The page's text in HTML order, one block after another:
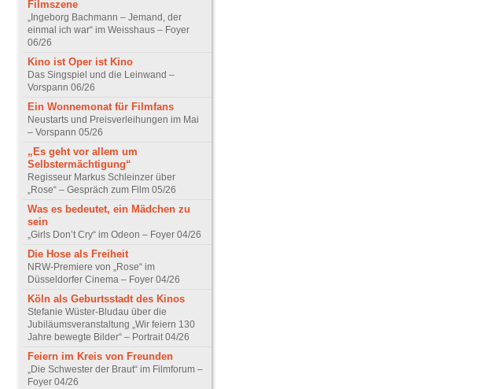
Filmszene
„Ingeborg Bachmann – Jemand, der
einmal ich war“ im Weisshaus – Foyer
06/26
Kino ist Oper ist Kino
Das Singspiel und die Leinwand –
Vorspann 06/26
Ein Wonnemonat für Filmfans
Neustarts und Preisverleihungen im Mai
– Vorspann 05/26
„Es geht vor allem um
Selbstermächtigung“
Regisseur Markus Schleinzer über
„Rose“ – Gespräch zum Film 05/26
Was es bedeutet, ein Mädchen zu
sein
„Girls Don’t Cry“ im Odeon – Foyer 04/26
Die Hose als Freiheit
NRW-Premiere von „Rose“ im
Düsseldorfer Cinema – Foyer 04/26
Köln als Geburtsstadt des Kinos
Stefanie Wüster-Bludau über die
Jubiläumsveranstaltung „Wir feiern 130
Jahre bewegte Bilder“ – Portrait 04/26
Feiern im Kreis von Freunden
„Die Schwester der Braut“ im Filmforum –
Foyer 04/26